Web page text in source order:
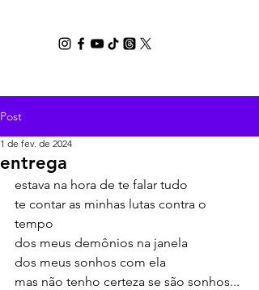
Post
entrega
1 de fev. de 2024
estava na hora de te falar tudo
te contar as minhas lutas contra o
tempo
dos meus demônios na janela
dos meus sonhos com ela
mas não tenho certeza se são sonhos...